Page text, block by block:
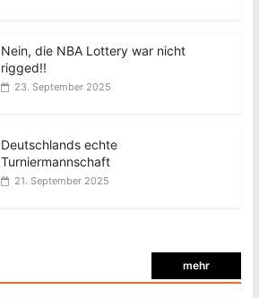
Nein, die NBA Lottery war nicht
rigged!!
23. September 2025
Deutschlands echte
Turniermannschaft
21. September 2025
mehr